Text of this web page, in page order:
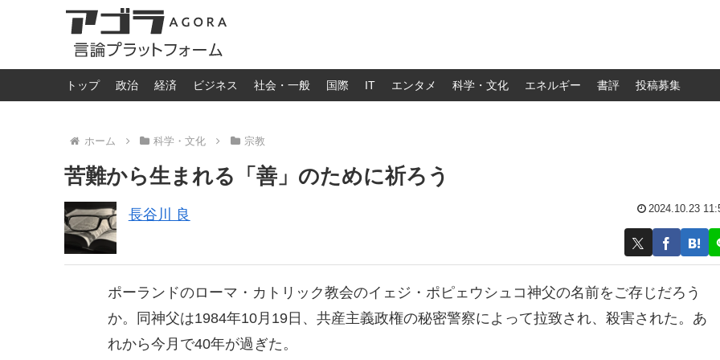
トップ 政治 経済 ビジネス 社会・一般 国際 IT エンタメ 科学・文化 エネルギー 書評 投稿募集
ホーム 科学・文化 宗教
苦難から生まれる「善」のために祈ろう
長谷川 良 2024.10.23
ポーランドのローマ・カトリック教会のイェジ・ポピェウシュコ神父の名前をご存じだろう
か。同神父は1984年10月19日、共産主義政権の秘密警察によって拉致され、殺害された。あ
れから今月で40年が過ぎた。